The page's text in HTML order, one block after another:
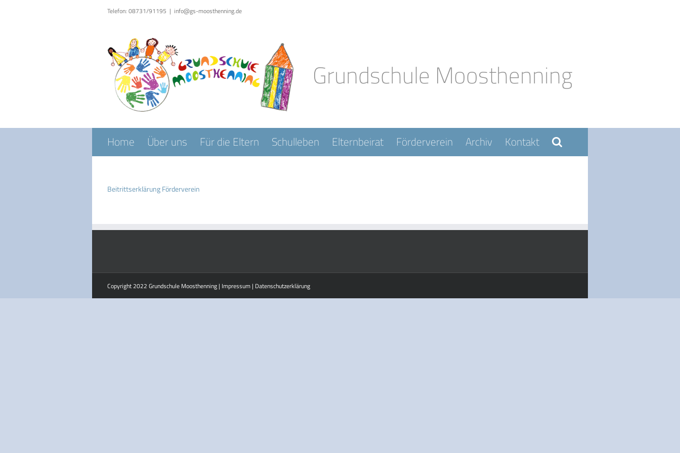
Telefon: 08731/91195 | info@gs-moosthenning.de
Grundschule Moosthenning
Home Über uns Für die Eltern Schulleben Elternbeirat Förderverein Archiv Kontakt
Beitrittserklärung Förderverein
Copyright 2022 Grundschule Moosthenning | Impressum | Datenschutzerklärung